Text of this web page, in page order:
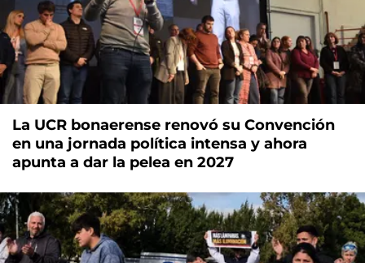
La UCR bonaerense renovó su Convención
en una jornada política intensa y ahora
apunta a dar la pelea en 2027